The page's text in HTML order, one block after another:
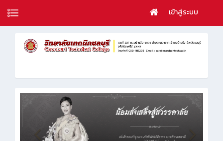
เข้าสู่ระบบ